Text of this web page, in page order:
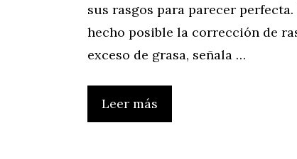
sus rasgos para parecer
hecho posible la corrección de
exceso de grasa, señala …
Leer más